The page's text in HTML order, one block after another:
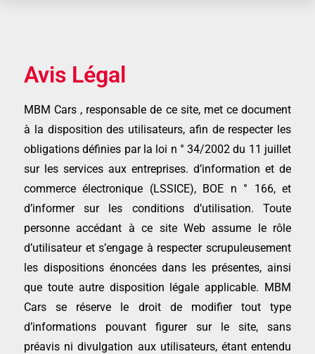
Avis Légal
MBM Cars , responsable de ce site, met ce document
à la disposition des utilisateurs, afin de respecter les
obligations définies par la loi n ° 34/2002 du 11 juillet
sur les services aux entreprises. d’information et de
commerce électronique (LSSICE), BOE n ° 166, et
d’informer sur les conditions d’utilisation. Toute
personne accédant à ce site Web assume le rôle
d’utilisateur et s’engage à respecter scrupuleusement
les dispositions énoncées dans les présentes, ainsi
que toute autre disposition légale applicable. MBM
Cars se réserve le droit de modifier tout type
d’informations pouvant figurer sur le site, sans
préavis ni divulgation aux utilisateurs, étant entendu